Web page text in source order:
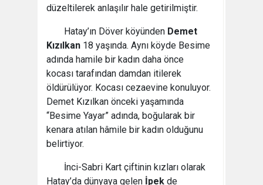
düzeltilerek anlaşılır hale getirilmiştir.
Hatay’ın Döver köyünden Demet
Kızılkan 18 yaşında. Aynı köyde Besime
adında hamile bir kadın daha önce
kocası tarafından damdan itilerek
öldürülüyor. Kocası cezaevine konuluyor.
Demet Kızılkan önceki yaşamında
“Besime Yayar” adında, boğularak bir
kenara atılan hâmile bir kadın olduğunu
belirtiyor.
İnci-Sabri Kart çiftinin kızları olarak
Hatay’da dünyaya gelen İpek de